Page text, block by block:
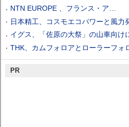
NTN EUROPE 、フランス・ア…
日本精工、コスモエコパワーと風力
イグス、「佐原の大祭」の山車向け
THK、カムフォロアとローラーフォ
PR